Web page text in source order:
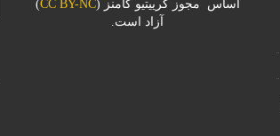
اساس مجوز کرییتیو کامنز (CC BY-NC
)
آزاد است.